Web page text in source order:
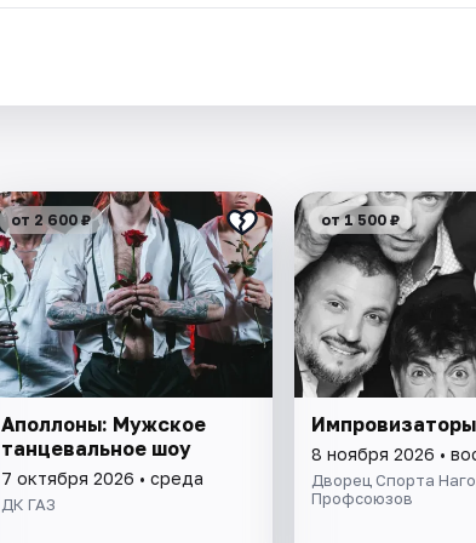
от 2 600 ₽
Аполлоны: Мужское
танцевальное шоу
7 октября 2026 • среда
ДК ГАЗ
от 1 500 ₽
Импровизаторы
8 ноября 2026 •
Дворец Спорта
Профсоюзов